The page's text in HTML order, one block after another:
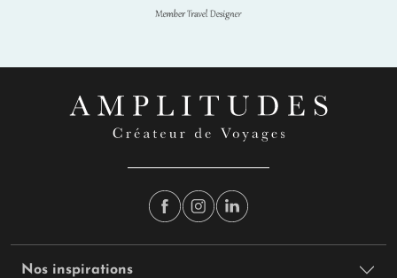
Nos inspirations